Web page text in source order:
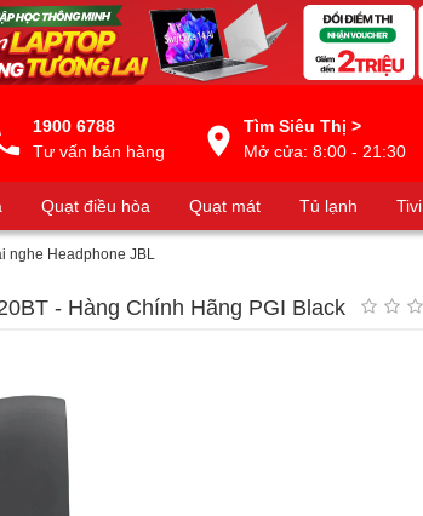
1900 6788
Tư vấn bán hàng
Tìm Siêu Thị >
Mở cửa: 8:00 - 21:30
Quạt điều hòa Quạt mát Tủ lạnh Tivi
nghe Headphone JBL
- Hàng Chính Hãng PGI Black